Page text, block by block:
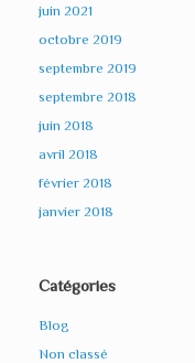
juin 2021
octobre 2019
septembre 2019
septembre 2018
juin 2018
avril 2018
février 2018
janvier 2018
Catégories
Blog
Non classé